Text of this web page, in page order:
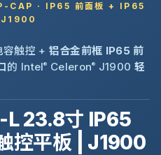
· IP65 前面板 + IP65
容触控 + 铝合金前框 IP65 前
的 Intel® Celeron® J1900 轻
23.8寸 IP65
控平板 | J1900